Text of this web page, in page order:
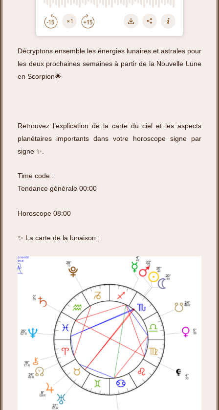
Décryptons ensemble les énergies lunaires et astrales pour
les deux prochaines semaines à partir de la Nouvelle Lune
en Scorpion🌟
Retrouvez l’explication de la carte du ciel et les aspects
planétaires importants dans votre horoscope signe par
signe ✨.
Time code :
Tendance générale 00:00
Horoscope 08:00
✨ La carte de la lunaison :